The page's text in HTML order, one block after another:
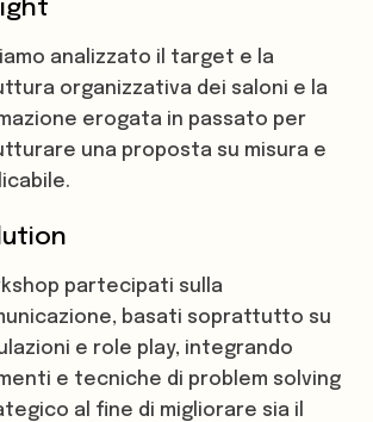
analizzato il target e la
organizzativa dei saloni e la
erogata in passato per
una proposta su misura e
partecipati sulla
basati soprattutto su
e role play, integrando
e tecniche di problem solving
al fine di migliorare sia il